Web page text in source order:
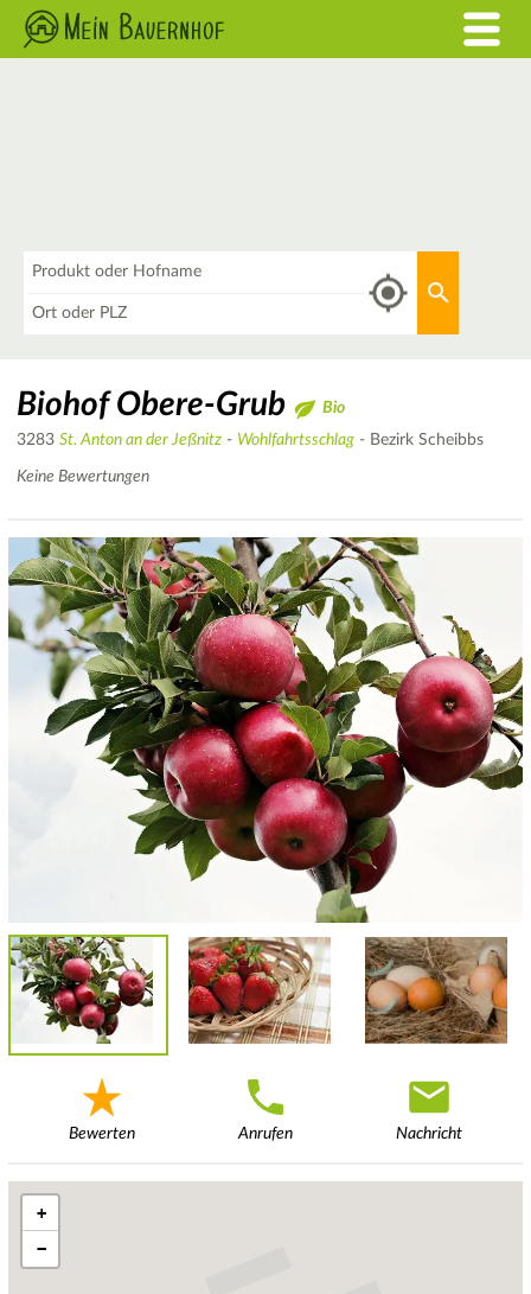
Biohof Obere-Grub
Bio
3283 St. Anton an der Jeßnitz - Wohlfahrtsschlag - Bezirk Scheibbs
Keine Bewertungen
Bewerten Anrufen Nachricht
+
−